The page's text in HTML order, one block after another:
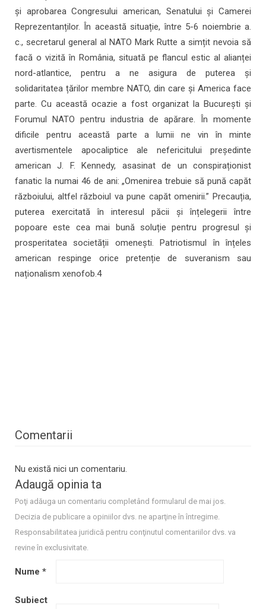
și aprobarea Congresului american, Senatului și Camerei
Reprezentanților. În această situație, între 5-6 noiembrie a.
c., secretarul general al NATO Mark Rutte a simțit nevoia să
facă o vizită în România, situată pe flancul estic al alianței
nord-atlantice, pentru a ne asigura de puterea și
solidaritatea țărilor membre NATO, din care și America face
parte. Cu această ocazie a fost organizat la București și
Forumul NATO pentru industria de apărare. În momente
dificile pentru această parte a lumii ne vin în minte
avertismentele apocaliptice ale nefericitului președinte
american J. F. Kennedy, asasinat de un conspiraționist
fanatic la numai 46 de ani: „Omenirea trebuie să pună capăt
războiului, altfel războiul va pune capăt omenirii.” Precauția,
puterea exercitată în interesul păcii și înțelegerii între
popoare este cea mai bună soluție pentru progresul și
prosperitatea societății omenești. Patriotismul în înțeles
american respinge orice pretenție de suveranism sau
naționalism xenofob.4
Comentarii
Nu există nici un comentariu.
Adaugă opinia ta
Poţi adăuga un comentariu completând formularul de mai jos.
Decizia de publicare a opiniilor dvs. ne aparţine în întregime.
Responsabilitatea juridică pentru conţinutul comentariilor dvs. va
revine în exclusivitate.
Nume *
Subiect